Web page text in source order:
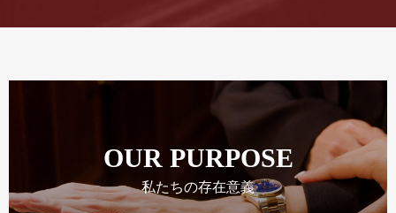
OUR PURPOSE
私たちの存在意義